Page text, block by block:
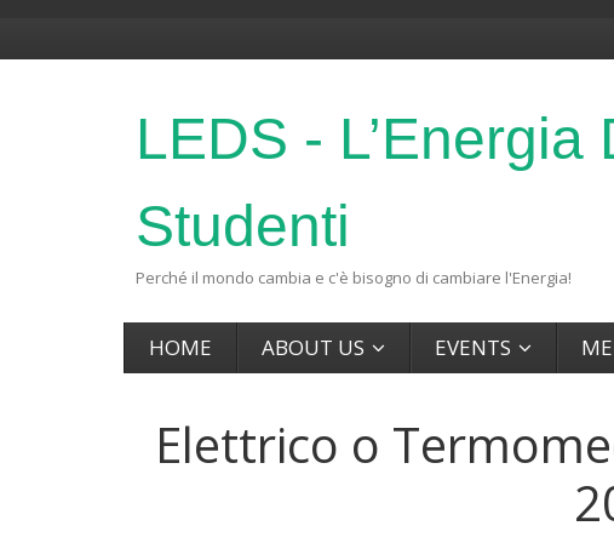
LEDS - L’Energia
Studenti
Perché il mondo cambia e c'è bisogno di cambiare l'Energia!
HOME ABOUT US EVENTS
Elettrico o